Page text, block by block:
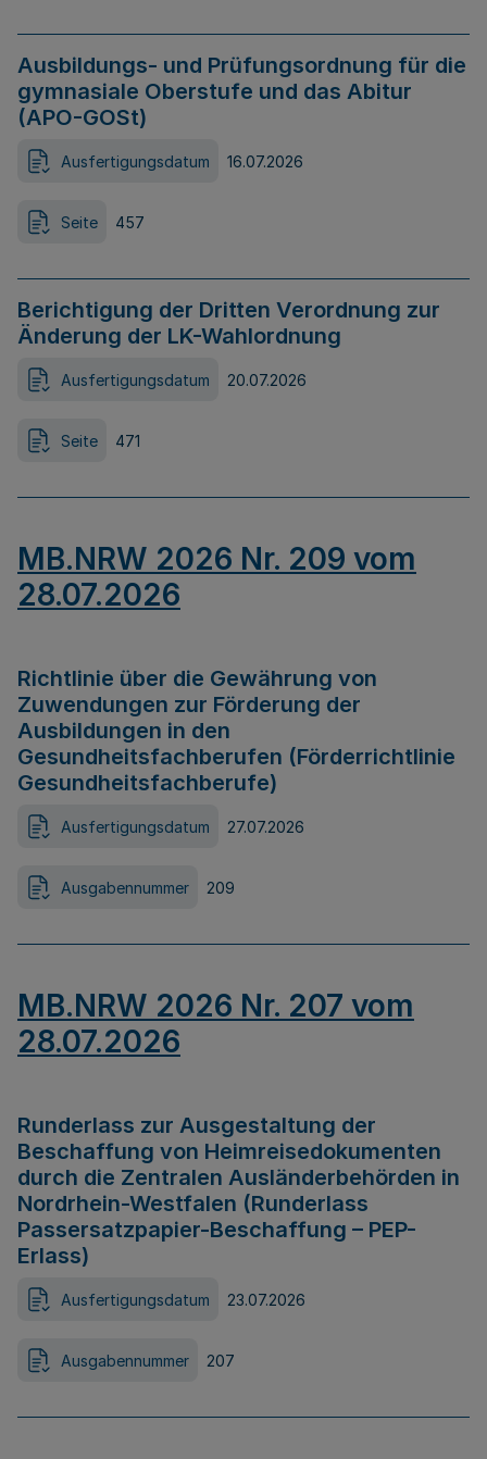
Ausbildungs- und Prüfungsordnung für die
gymnasiale Oberstufe und das Abitur
(APO-GOSt)
Ausfertigungsdatum 16.07.2026
Seite 457
Berichtigung der Dritten Verordnung zur
Änderung der LK-Wahlordnung
Ausfertigungsdatum 20.07.2026
Seite 471
MB.NRW 2026 Nr. 209 vom
28.07.2026
Richtlinie über die Gewährung von
Zuwendungen zur Förderung der
Ausbildungen in den
Gesundheitsfachberufen (Förderrichtlinie
Gesundheitsfachberufe)
Ausfertigungsdatum 27.07.2026
Ausgabennummer 209
MB.NRW 2026 Nr. 207 vom
28.07.2026
Runderlass zur Ausgestaltung der
Beschaffung von Heimreisedokumenten
durch die Zentralen Ausländerbehörden in
Nordrhein-Westfalen (Runderlass
Passersatzpapier-Beschaffung – PEP-
Erlass)
Ausfertigungsdatum 23.07.2026
Ausgabennummer 207